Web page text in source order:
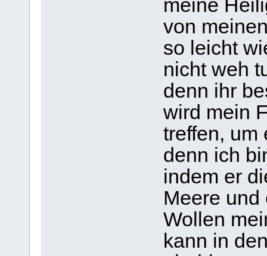
meine
von
so leicht
nicht weh
denn ihr
wird mein
treffen, um
denn ich
indem er
Meere und
Wollen
kann in